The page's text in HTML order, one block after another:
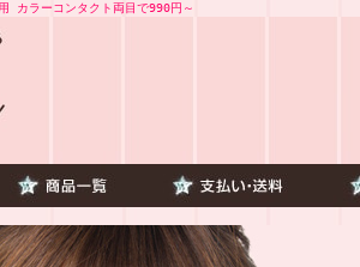
カラーコンタクト両目で990円～